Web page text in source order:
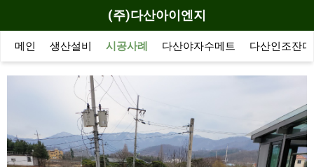
(주)다산아이엔지
메인 생산설비 시공사례 다산야자수메트 다산인조잔디